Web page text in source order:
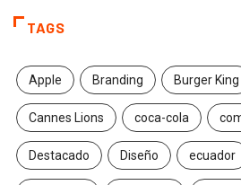
TAGS
Apple Branding Burger King
Cannes Lions coca-cola
Destacado Diseño ecuador